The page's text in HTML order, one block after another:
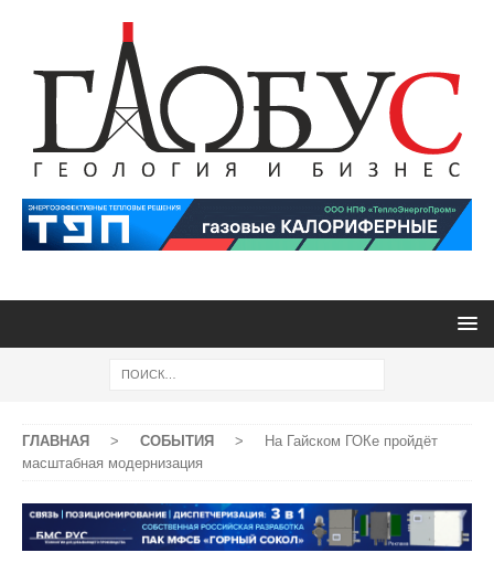
ГЛАВНАЯ > СОБЫТИЯ >
На Гайском ГОКе пройдёт
масштабная модернизация